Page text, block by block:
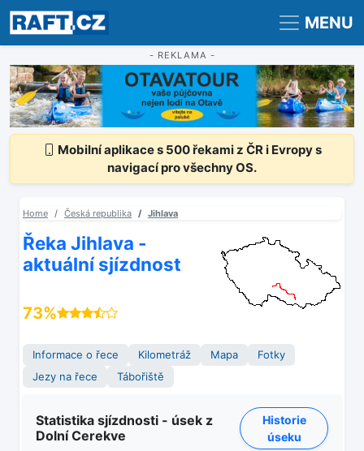
Registrace Přihlášení MENU
- REKLAMA -
Mobilní aplikace s 500 řekami z ČR i Evropy s
navigací pro všechny OS.
Home Česká republika Jihlava
Řeka Jihlava -
aktuální sjízdnost
73%
Informace o řece Kilometráž Mapa
Fotky
Jezy na řece
Tábořiště
Statistika sjízdnosti - úsek z
Dolní Cerekve
Historie
úseku